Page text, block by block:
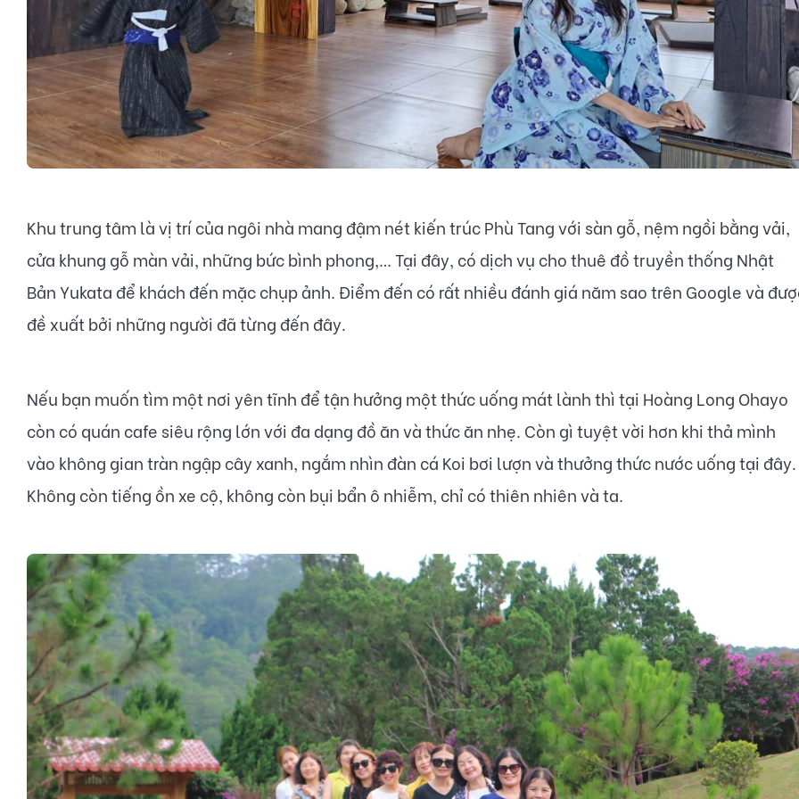
Khu trung tâm là vị trí của ngôi nhà mang đậm nét kiến trúc Phù Tang với sàn gỗ, nệm ngồi bằng vải,
cửa khung gỗ màn vải, những bức bình phong,… Tại đây, có dịch vụ cho thuê đồ truyền thống Nhật
Bản Yukata để khách đến mặc chụp ảnh. Điểm đến có rất nhiều đánh giá năm sao trên Google và
đề xuất bởi những người đã từng đến đây.
Nếu bạn muốn tìm một nơi yên tĩnh để tận hưởng một thức uống mát lành thì tại Hoàng Long Ohayo
còn có quán cafe siêu rộng lớn với đa dạng đồ ăn và thức ăn nhẹ. Còn gì tuyệt vời hơn khi thả mình
vào không gian tràn ngập cây xanh, ngắm nhìn đàn cá Koi bơi lượn và thưởng thức nước uống tại đây.
Không còn tiếng ồn xe cộ, không còn bụi bẩn ô nhiễm, chỉ có thiên nhiên và ta.